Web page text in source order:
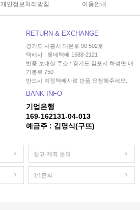
개인정보처리방침 이용안내
RETURN & EXCHANGE
경기도 시흥시 대은로 90 502호
택배사 : 롯데택배 1588-2121
반품 보내실 주소 : 경기도 김포시 하성면 애
기봉로 750
반드시 지정택배사로 반품 요청해주세요.
BANK INFO
기업은행
169-162131-04-013
예금주 : 김명식(구뜨)
광고·제휴 문의
1:1문의